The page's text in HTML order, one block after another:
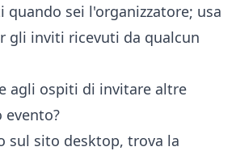
sei l'organizzatore; usa
gli inviti ricevuti da qualcun
agli ospiti di invitare altre
evento?
sul sito desktop, trova la